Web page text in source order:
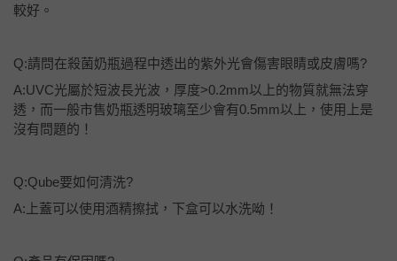
較好。
Q:請問在殺菌奶瓶過程中透出的紫外光會傷害眼睛或皮膚嗎?
A:UVC光屬於短波長光波，厚度>0.2mm以上的物質就無法穿
透，而一般市售奶瓶透明玻璃至少會有0.5mm以上，使用上是
沒有問題的！
Q:Qube要如何清洗?
A:上蓋可以使用酒精擦拭，下盒可以水洗呦！